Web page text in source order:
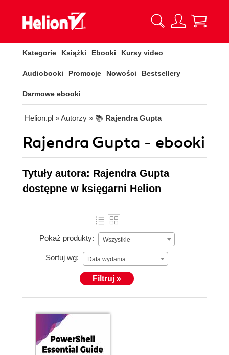
Kategorie Książki Ebooki Kursy video
Audiobooki Promocje Nowości Bestsellery
Darmowe ebooki
Helion.pl » Autorzy » 📚 Rajendra Gupta
Rajendra Gupta - ebooki
Tytuły autora: Rajendra Gupta
dostępne w księgarni Helion
Pokaż produkty: Wszystkie
Sortuj wg: Data wydania
Filtruj »